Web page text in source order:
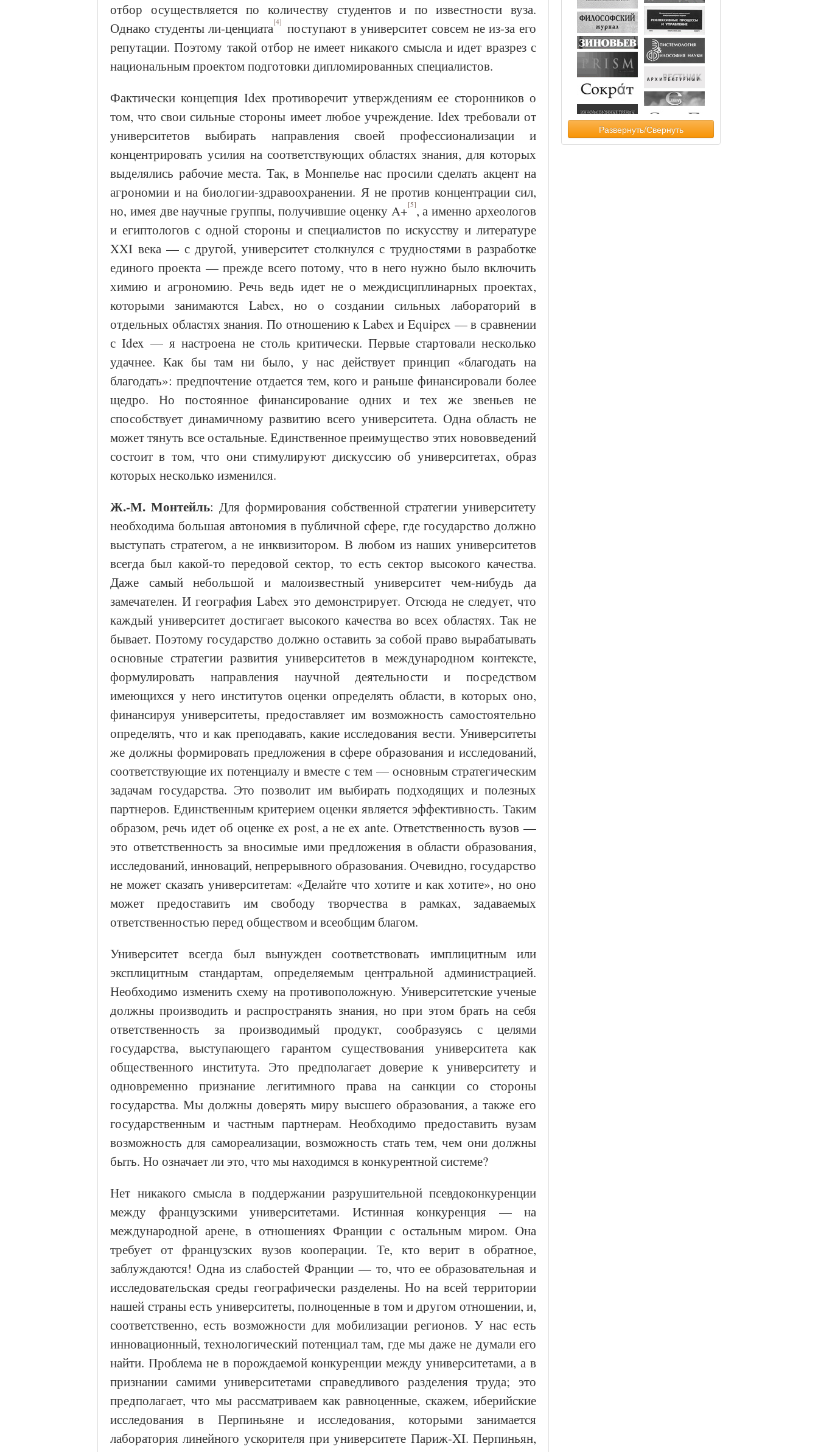
отбор осуществляется по количеству студентов и по известности вуза.
Однако студенты ли-ценциата[4]
поступают в университет совсем не из-за его
репутации. Поэтому такой отбор не имеет никакого смысла и идет вразрез с
национальным проектом подготовки дипломированных специалистов.
Фактически концепция Idex противоречит утверждениям ее сторонников о
том, что свои сильные стороны имеет любое учреждение. Idex требовали от
университетов выбирать направления своей профессионализации и
концентрировать усилия на соответствующих областях знания, для которых
выделялись рабочие места. Так, в Монпелье нас просили сделать акцент на
агрономии и на биологии-здравоохранении. Я не против концентрации сил,
но, имея две научные группы, получившие оценку A+[5], а именно археологов
и египтологов с одной стороны и специалистов по искусству и литературе
XXI века — с другой, университет столкнулся с трудностями в разработке
единого проекта — прежде всего потому, что в него нужно было включить
химию и агрономию. Речь ведь идет не о междисциплинарных проектах,
которыми занимаются Labex, но о создании сильных лабораторий в
отдельных областях знания. По отношению к Labex и Equipex — в сравнении
с Idex — я настроена не столь критически. Первые стартовали несколько
удачнее. Как бы там ни было, у нас действует принцип «благодать на
благодать»: предпочтение отдается тем, кого и раньше финансировали более
щедро. Но постоянное финансирование одних и тех же звеньев не
способствует динамичному развитию всего университета. Одна область не
может тянуть все остальные. Единственное преимущество этих нововведений
состоит в том, что они стимулируют дискуссию об университетах, образ
которых несколько изменился.
Ж.-М. Монтейль: Для формирования собственной стратегии университету
необходима большая автономия в публичной сфере, где государство должно
выступать стратегом, а не инквизитором. В любом из наших университетов
всегда был какой-то передовой сектор, то есть сектор высокого качества.
Даже самый небольшой и малоизвестный университет чем-нибудь да
замечателен. И география Labex это демонстрирует. Отсюда не следует, что
каждый университет достигает высокого качества во всех областях. Так не
бывает. Поэтому государство должно оставить за собой право вырабатывать
основные стратегии развития университетов в международном контексте,
формулировать направления научной деятельности и посредством
имеющихся у него институтов оценки определять области, в которых оно,
финансируя университеты, предоставляет им возможность самостоятельно
определять, что и как преподавать, какие исследования вести. Университеты
же должны формировать предложения в сфере образования и исследований,
соответствующие их потенциалу и вместе с тем — основным стратегическим
задачам государства. Это позволит им выбирать подходящих и полезных
партнеров. Единственным критерием оценки является эффективность. Таким
образом, речь идет об оценке ex post, а не ex ante. Ответственность вузов —
это ответственность за вносимые ими предложения в области образования,
исследований, инноваций, непрерывного образования. Очевидно, государство
не может сказать университетам: «Делайте что хотите и как хотите», но оно
может предоставить им свободу творчества в рамках, задаваемых
ответственностью перед обществом и всеобщим благом.
Университет всегда был вынужден соответствовать имплицитным или
эксплицитным стандартам, определяемым центральной администрацией.
Необходимо изменить схему на противоположную. Университетские ученые
должны производить и распространять знания, но при этом брать на себя
ответственность за производимый продукт, сообразуясь с целями
государства, выступающего гарантом существования университета как
общественного института. Это предполагает доверие к университету и
одновременно признание легитимного права на санкции со стороны
государства. Мы должны доверять миру высшего образования, а также его
государственным и частным партнерам. Необходимо предоставить вузам
возможность для самореализации, возможность стать тем, чем они должны
быть. Но означает ли это, что мы находимся в конкурентной системе?
Нет никакого смысла в поддержании разрушительной псевдоконкуренции
между французскими университетами. Истинная конкуренция — на
международной арене, в отношениях Франции с остальным миром. Она
требует от французских вузов кооперации. Те, кто верит в обратное,
заблуждаются! Одна из слабостей Франции — то, что ее образовательная и
исследовательская среды географически разделены. Но на всей территории
нашей страны есть университеты, полноценные в том и другом отношении, и,
соответственно, есть возможности для мобилизации регионов. У нас есть
инновационный, технологический потенциал там, где мы даже не думали его
найти. Проблема не в порождаемой конкуренции между университетами, а в
признании самими университетами справедливого разделения труда; это
предполагает, что мы рассматриваем как равноценные, скажем, иберийские
исследования в Перпиньяне и исследования, которыми занимается
лаборатория линейного ускорителя при университете Париж-XI. Перпиньян,
Развернуть/Свернуть